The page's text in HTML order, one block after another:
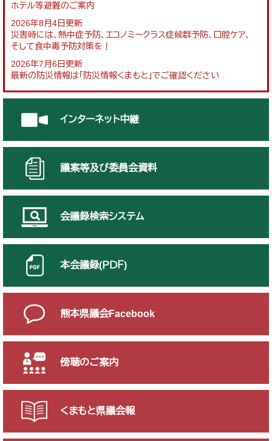
ホテル等避難のご案内
2026年8月4日更新
災害時には、熱中症予防、エコノミークラス症候群予防、口腔ケア、
そして食中毒予防対策を！
2026年7月6日更新
最新の防災情報は「防災情報くまもと」でご確認ください
インターネット中継
議案等及び委員会資料
会議録検索システム
本会議録(ＰＤＦ)
熊本県議会Facebook
傍聴のご案内
くまもと県議会報